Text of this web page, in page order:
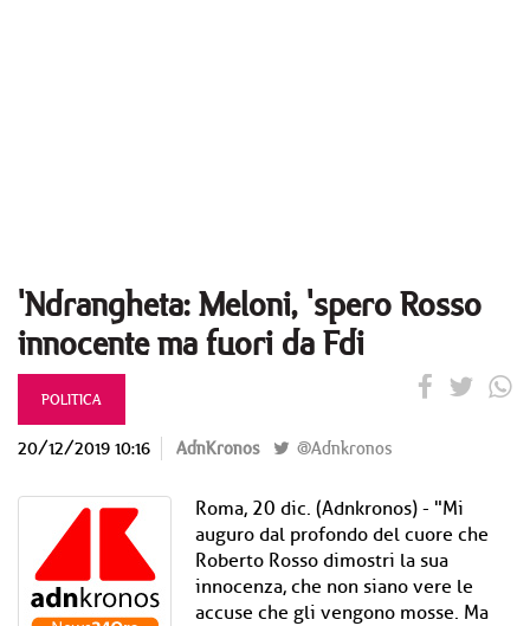
'Ndrangheta: Meloni, 'spero Rosso
innocente ma fuori da Fdi
POLITICA
20/12/2019 10:16 AdnKronos @Adnkronos
Roma, 20 dic. (Adnkronos) - "Mi
auguro dal profondo del cuore che
Roberto Rosso dimostri la sua
innocenza, che non siano vere le
accuse che gli vengono mosse. Ma